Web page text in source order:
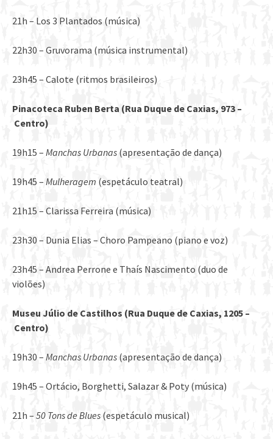
21h – Los 3 Plantados (música)
22h30 – Gruvorama (música instrumental)
23h45 – Calote (ritmos brasileiros)
Pinacoteca Ruben Berta (Rua Duque de Caxias, 973 –
Centro)
19h15 – Manchas Urbanas (apresentação de dança)
19h45 – Mulheragem (espetáculo teatral)
21h15 – Clarissa Ferreira (música)
23h30 – Dunia Elias – Choro Pampeano (piano e voz)
23h45 – Andrea Perrone e Thaís Nascimento (duo de
violões)
Museu Júlio de Castilhos (Rua Duque de Caxias, 1205 –
Centro)
19h30 – Manchas Urbanas (apresentação de dança)
19h45 – Ortácio, Borghetti, Salazar & Poty (música)
21h – 50 Tons de Blues (espetáculo musical)